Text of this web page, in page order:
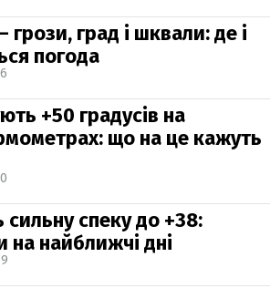
грози, град і шквали: де і
погода
+50 градусів на
що на це кажуть
сильну спеку до +38:
на найближчі дні